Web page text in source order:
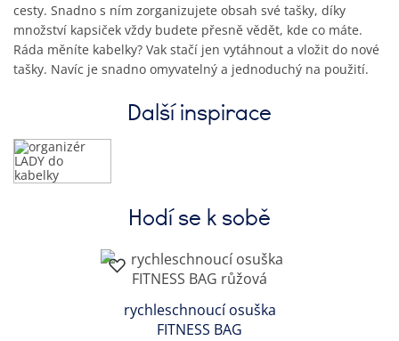
cesty. Snadno s ním zorganizujete obsah své tašky, díky
množství kapsiček vždy budete přesně vědět, kde co máte.
Ráda měníte kabelky? Vak stačí jen vytáhnout a vložit do nové
tašky. Navíc je snadno omyvatelný a jednoduchý na použití.
Další inspirace
Hodí se k sobě
rychleschnoucí osuška
FITNESS BAG